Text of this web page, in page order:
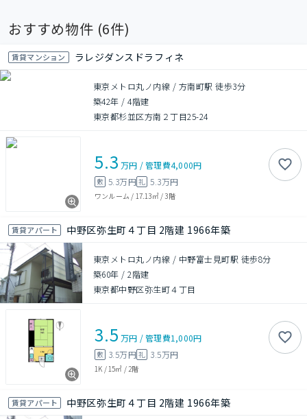
おすすめ物件 (6件)
賃貸マンション ラレジダンスドラフィネ
東京メトロ丸ノ内線 / 方南町駅 徒歩3分
築42年 /4階建
東京都杉並区方南２丁目25-24
5.3 万円 /管理費4,000円
敷 5.3万円礼 5.3万円
ワンルーム / 17.13㎡/3階
賃貸アパート 中野区弥生町４丁目 2階建 1966年築
東京メトロ丸ノ内線 / 中野富士見町駅 徒歩8分
築60年 /2階建
東京都中野区弥生町４丁目
3.5 万円 /管理費1,000円
敷 3.5万円礼 3.5万円
1K / 15㎡ / 2階
賃貸アパート 中野区弥生町４丁目 2階建 1966年築